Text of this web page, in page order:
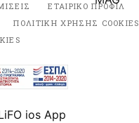
ΕΤΑΙΡΙΚΟ ΠΡΟΦΙΛ
ΠΟΛΙΤΙΚΗ ΧΡΗΣΗΣ COOKIES